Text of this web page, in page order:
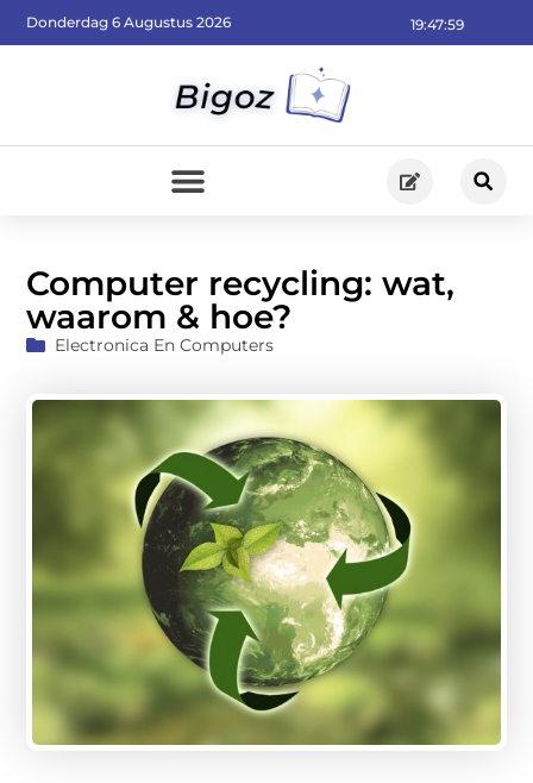
19:48:01
Donderdag 6 Augustus 2026
Computer recycling: wat,
waarom & hoe?
Electronica En Computers